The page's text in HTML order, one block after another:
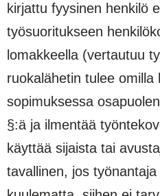
kirjattu fyysinen henkilö
työsuoritukseen
lomakkeella (vertautuu
ruokalähetin tulee
sopimuksessa
§:ä ja ilmentää
käyttää sijaista tai
tavallinen, jos